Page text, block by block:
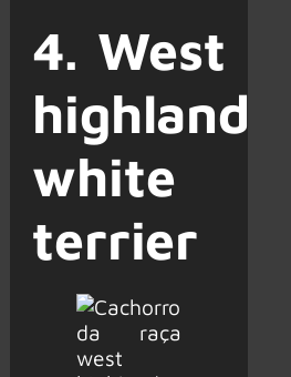
4. West
highland
white
terrier